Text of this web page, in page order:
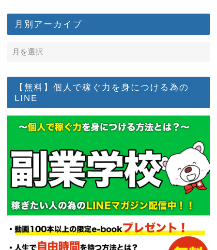
月別アーカイブ
【無料】個人で稼ぐ力を身につける為の
LINE